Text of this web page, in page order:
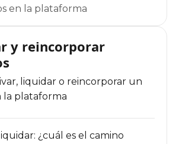
en la plataforma
y reincorporar
liquidar o reincorporar un
la plataforma
¿cuál es el camino